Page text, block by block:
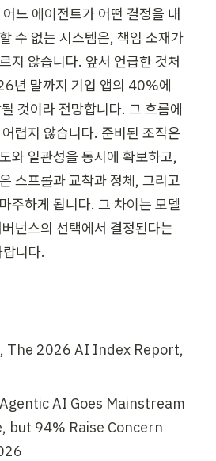
느 에이전트가 어떤 결정을 내
수 없는 시스템은, 책임 소재가
지 않습니다. 앞서 언급한 것처
년 말까지 기업 앱의 40%에
것이라 전망합니다. 그 흐름에
렵지 않습니다. 준비된 조직은
와 일관성을 동시에 확보하고,
스프롤과 교착과 정체, 그리고
주하게 됩니다. 그 차이는 모델
넌스의 선택에서 결정된다는
니다.
The 2026 AI Index Report,
AI Goes Mainstream
but 94% Raise Concern